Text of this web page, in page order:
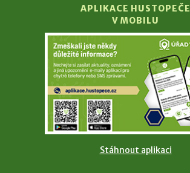
APLIKACE HUSTOPEČE
V MOBILU
Stáhnout aplikaci